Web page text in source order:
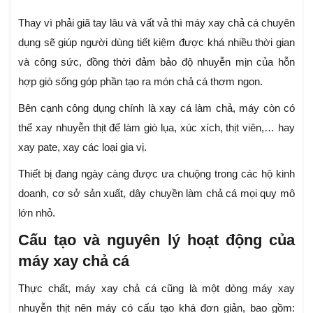
Thay vì phải giã tay lâu và vất vả thì máy xay chả cá chuyên
dụng sẽ giúp người dùng tiết kiệm được khá nhiều thời gian
và công sức, đồng thời đảm bảo độ nhuyễn mịn của hỗn
hợp giò sống góp phần tạo ra món chả cá thơm ngon.
Bên cạnh công dụng chính là xay cá làm chả, máy còn có
thể xay nhuyễn thịt để làm giò lụa, xúc xích, thịt viên,… hay
xay pate, xay các loại gia vị.
Thiết bị đang ngày càng được ưa chuộng trong các hộ kinh
doanh, cơ sở sản xuất, dây chuyền làm chả cá mọi quy mô
lớn nhỏ.
Cấu tạo và nguyên lý hoạt động của
máy xay chả cá
Thực chất, máy xay chả cá cũng là một dòng máy xay
nhuyễn thịt nên máy có cấu tạo khá đơn giản, bao gồm: